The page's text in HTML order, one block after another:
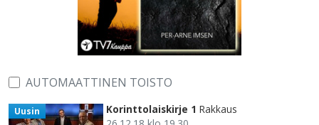
AUTOMAATTINEN TOISTO
Uusin Korinttolaiskirje 1 Rakkaus